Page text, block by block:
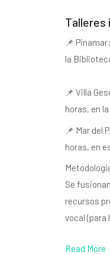
Talleres
📌
la
📌 Villa
horas, en
📌 Mar del
horas, en
Se
recursos
vocal (para
Read More